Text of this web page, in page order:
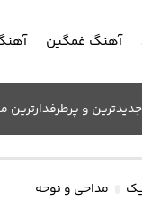
آهنگ غمگین
و
مداحی و نوحه